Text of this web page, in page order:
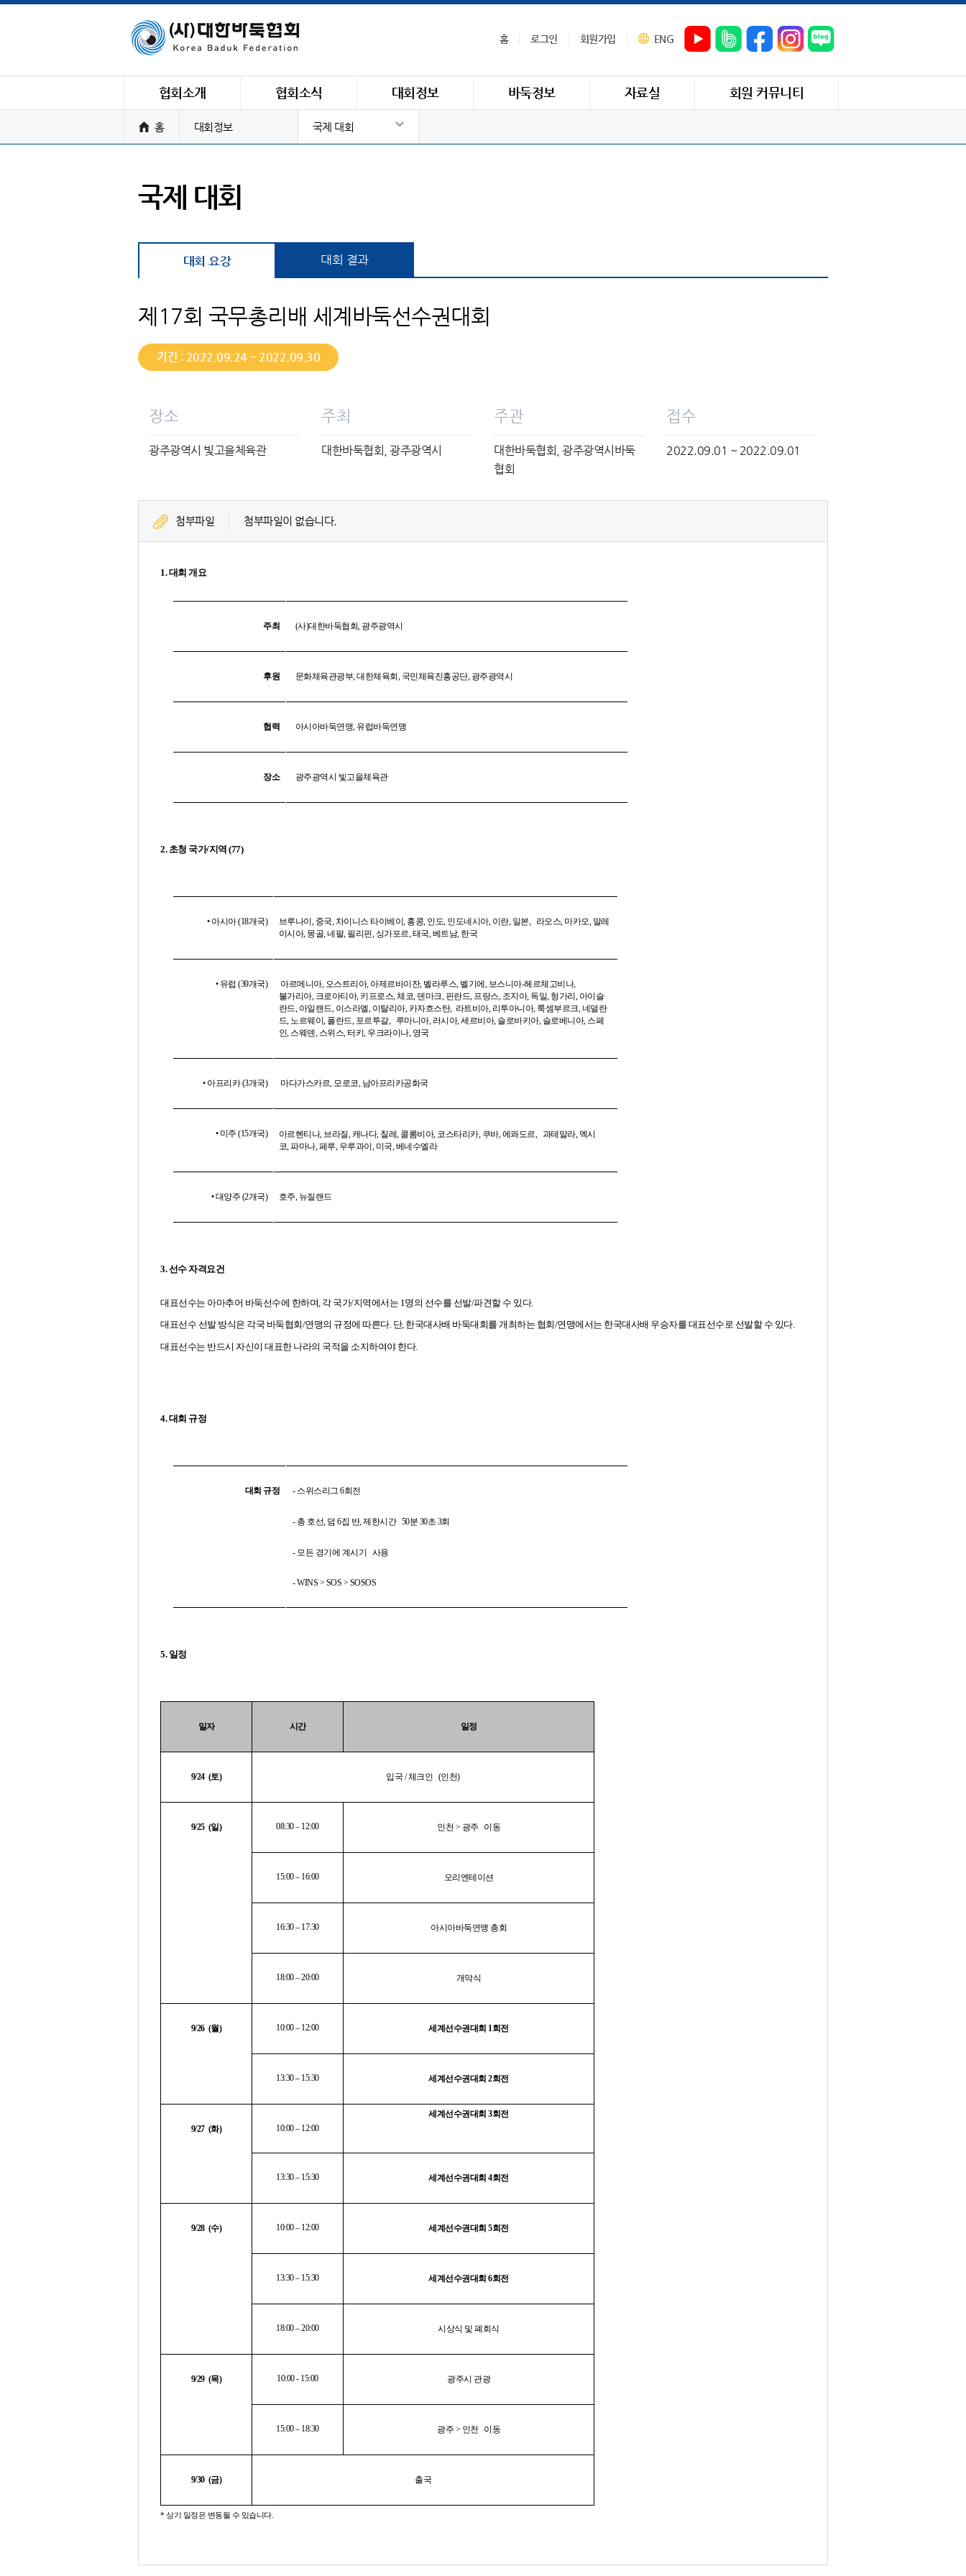
홈 로그인 회원가입 ENG
협회소개 협회소식 대회정보 바둑정보 자료실 회원 커뮤니티
홈 대회정보 국제 대회
국제 대회
대회 요강 대회 결과
제17회 국무총리배 세계바둑선수권대회
기간 : 2022.09.24 ~ 2022.09.30
장소
광주광역시 빛고을체육관
주최
대한바둑협회, 광주광역시
주관
대한바둑협회, 광주광역시바둑
협회
접수
2022.09.01 ~ 2022.09.01
첨부파일 첨부파일이 없습니다.
1.대회 개요
주최 (사)대한바둑협회, 광주광역시
후원 문화체육관광부,대한체육회 , 국민체육진흥공단, 광주광역시
협력 아시아바둑연맹, 유럽바둑연맹
장소 광주광역시 빛고을체육관
2. 초청 국가/지역 (77)
• 아시아(18개국) 브루나이 , 중국, 차이니스 타이베이, 홍콩, 인도, 인도네시아, 이란, 일본, 라오스, 마카오, 말레
이시아, 몽골, 네팔, 필리핀,싱가포르,태국,베트남, 한국
• 유럽 (39개국) 아르메니아, 오스트리아, 아제르바이잔, 벨라루스, 벨기에 , 보스니아-헤르체고비나,
불가리아, 크로아티아, 키프로스,체코, 덴마크, 핀란드, 프랑스, 조지아, 독일, 헝가리 , 아이슬
란드, 아일랜드, 이스라엘, 이탈리아,카자흐스탄, 라트비아, 리투아니아, 룩셈부르크,네덜란
드, 노르웨이, 폴란드, 포르투갈, 루마니아, 러시아,세르비아, 슬로바키아, 슬로베니아, 스페
인, 스웨덴, 스위스, 터키, 우크라이나, 영국
• 아프리카(3개국) 마다가스카르, 모로코, 남아프리카공화국
• 미주 (15개국) 아르헨티나, 브라질,캐나다, 칠레, 콜롬비아, 코스타리카, 쿠바,에콰도르, 과테말라, 멕시
코,파마나,페루, 우루과이 , 미국,베네수엘라
• 대양주 (2개국) 호주, 뉴질랜드
3.선수 자격요건
대표선수는 아마추어 바둑선수에 한하며, 각 국가/지역에서는 1명의 선수를 선발/파견할 수 있다.
대표선수 선발 방식은 각국 바둑협회 /연맹의 규정에 따른다. 단, 한국대사배 바둑대회를 개최하는 협회 /연맹에서는 한국대사배 우승자를 대표선수로 선발할 수 있다.
대표선수는 반드시 자신이 대표한 나라의 국적을 소지하여야 한다.
4.대회 규정
대회 규정 - 스위스리그6회전
- 총 호선 덤6집 반,제한시간 50분 30초 3회
- 모든 경기에 계시기 사용
- WINS > SOS > SOSOS
5. 일정
일자 시간 일정
9/24 (토) 입국 /체크인 (인천)
9/25 (일) 08:30 – 12:00 인천 > 광주 이동
15:00 – 16:00 오리엔테이션
16:30 – 17:30 아시아바둑연맹 총회
18:00 – 20:00 개막식
9/26 (월) 10:00 – 12:00 세계선수권대회 1회전
13:30 – 15:30 세계선수권대회 2회전
9/27 (화) 10:00 – 12:00
세계선수권대회 3회전
13:30 – 15:30 세계선수권대회 4회전
9/28 (수) 10:00 – 12:00 세계선수권대회 5회전
13:30 – 15:30 세계선수권대회 6회전
18:00 – 20:00 시상식 및 폐회식
9/29 (목) 10:00 - 15:00 광주시 관광
15:00 – 18:30 광주 > 인천 이동
9/30 (금) 출국
* 상기 일정은 변동될 수 있습니다.